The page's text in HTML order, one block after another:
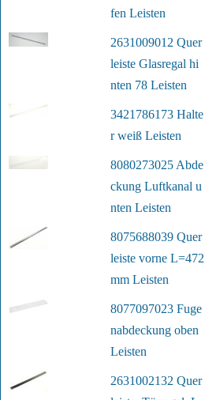
fen Leisten
2631009012 Quer
leiste Glasregal hi
nten 78 Leisten
3421786173 Halte
r weiß Leisten
8080273025 Abde
ckung Luftkanal u
nten Leisten
8075688039 Quer
leiste vorne L=472
mm Leisten
8077097023 Fuge
nabdeckung oben
Leisten
2631002132 Quer